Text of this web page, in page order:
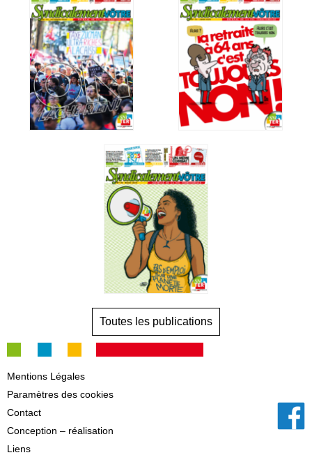
Toutes les publications
Mentions Légales
Paramètres des cookies
Contact
Conception – réalisation
Liens